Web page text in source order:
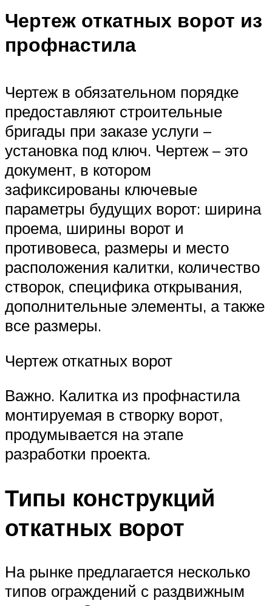
Чертеж откатных ворот из
профнастила
Чертеж в обязательном порядке
предоставляют строительные
бригады при заказе услуги –
установка под ключ. Чертеж – это
документ, в котором
зафиксированы ключевые
параметры будущих ворот: ширина
проема, ширины ворот и
противовеса, размеры и место
расположения калитки, количество
створок, специфика открывания,
дополнительные элементы, а также
все размеры.
Чертеж откатных ворот
Важно. Калитка из профнастила
монтируемая в створку ворот,
продумывается на этапе
разработки проекта.
Типы конструкций
откатных ворот
На рынке предлагается несколько
типов ограждений с раздвижным